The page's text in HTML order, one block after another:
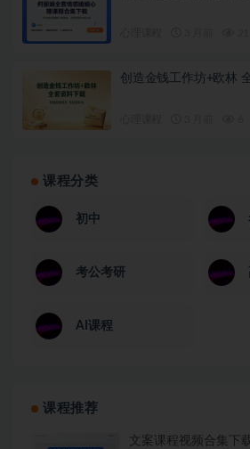
创造金钱工作坊+欧林
课程分类
初中
考公考研
AI课程
课程推荐
文案课程视频合集下